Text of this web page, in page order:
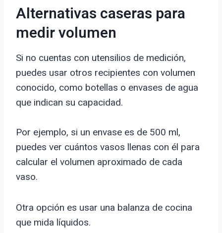
Alternativas caseras para
medir volumen
Si no cuentas con utensilios de medición,
puedes usar otros recipientes con volumen
conocido, como botellas o envases de agua
que indican su capacidad.
Por ejemplo, si un envase es de 500 ml,
puedes ver cuántos vasos llenas con él para
calcular el volumen aproximado de cada
vaso.
Otra opción es usar una balanza de cocina
que mida líquidos.